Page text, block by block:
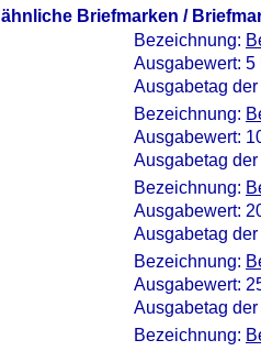
ähnliche Briefmarken /
Bezeichnung:
Ausgabewert: 5
Ausgabetag
Bezeichnung:
Ausgabewert:
Ausgabetag
Bezeichnung:
Ausgabewert:
Ausgabetag
Bezeichnung:
Ausgabewert:
Ausgabetag
Bezeichnung: